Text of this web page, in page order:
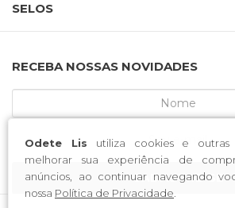
Odete Lis utiliza cookies e outras
melhorar sua experiência de
anúncios, ao continuar navegando
nossa Política de Privacidade.
SELOS
RECEBA NOSSAS NOVIDADES
CADASTRE-SE